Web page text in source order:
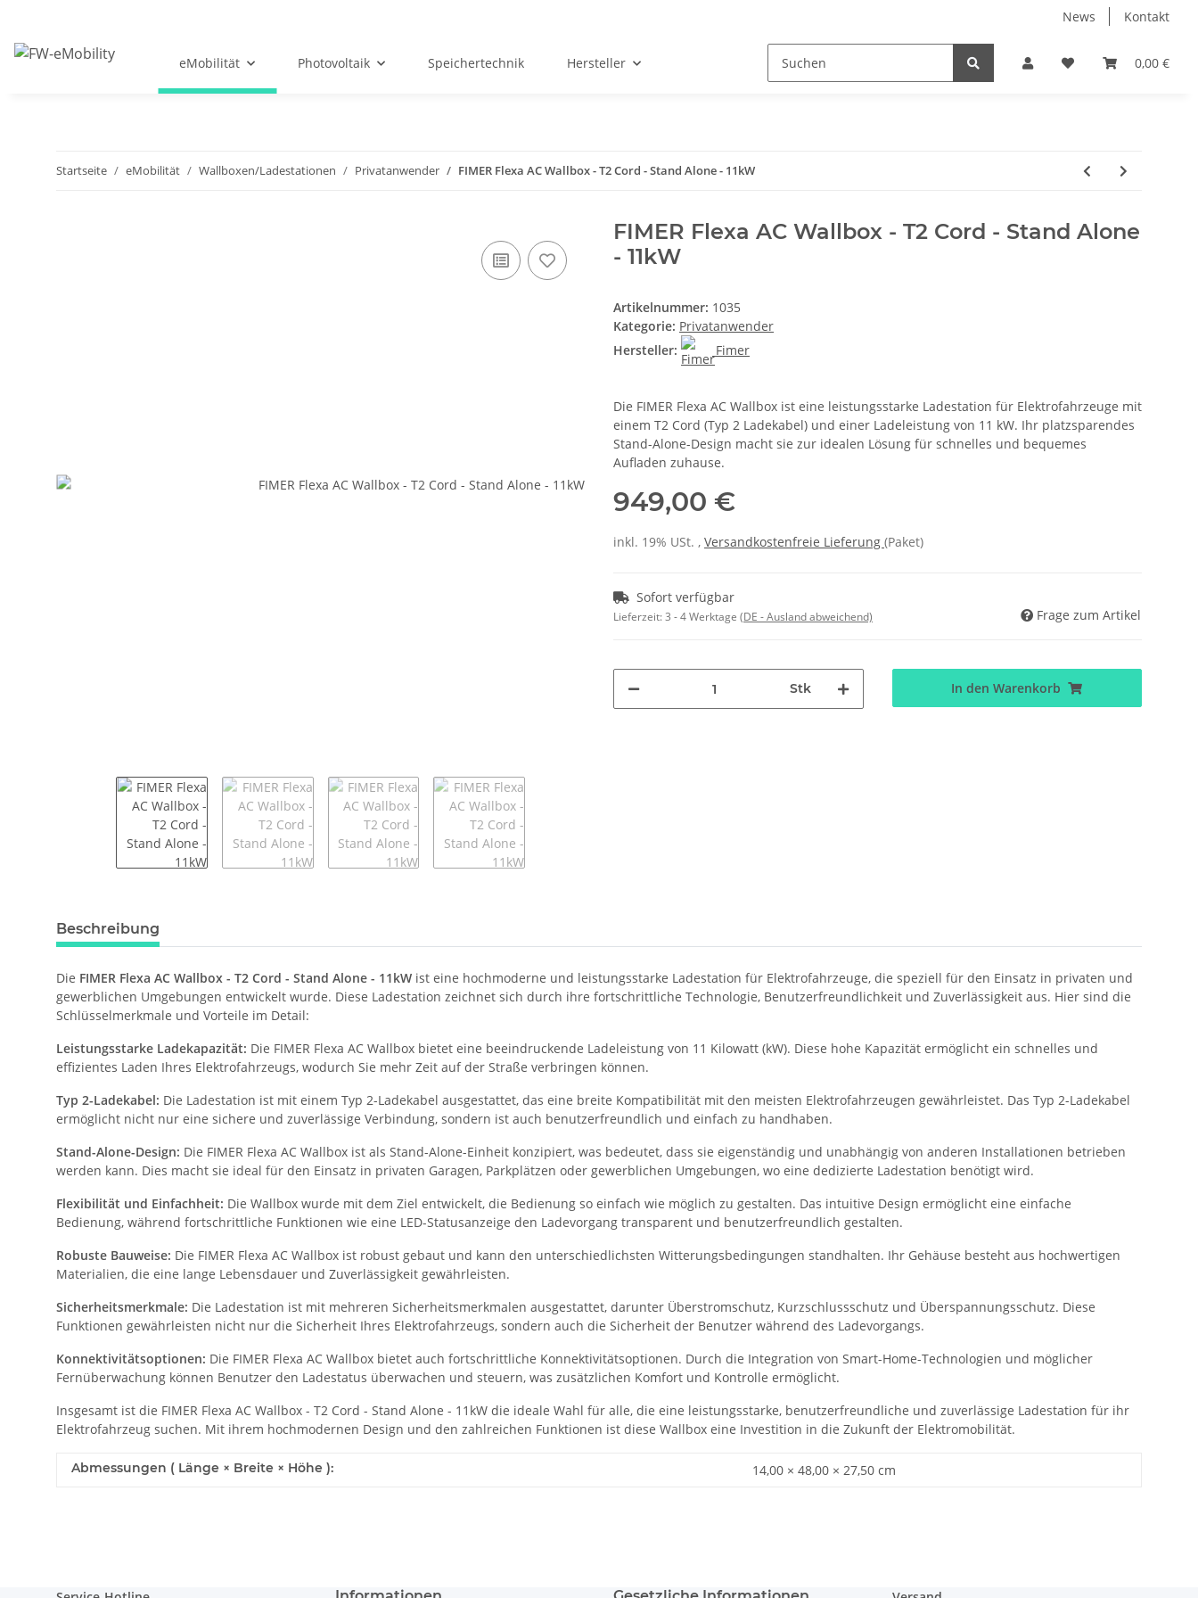
News Kontakt
0,00 €
eMobilität Photovoltaik Speichertechnik Hersteller
Startseite eMobilität Wallboxen/Ladestationen Privatanwender FIMER Flexa AC Wallbox - T2 Cord - Stand Alone - 11kW
FIMER Flexa AC Wallbox - T2 Cord - Stand Alone
- 11kW
Artikelnummer: 1035
Kategorie: Privatanwender
Hersteller:
Fimer
Die FIMER Flexa AC Wallbox ist eine leistungsstarke Ladestation für Elektrofahrzeuge mit
einem T2 Cord (Typ 2 Ladekabel) und einer Ladeleistung von 11 kW. Ihr platzsparendes
Stand-Alone-Design macht sie zur idealen Lösung für schnelles und bequemes
Aufladen zuhause.
949,00 €
inkl. 19% USt. , Versandkostenfreie Lieferung (Paket)
Sofort verfügbar
Lieferzeit:3 - 4 Werktage (DE - Ausland abweichend) Frage zum Artikel
Stk In den Warenkorb
Beschreibung
Die FIMER Flexa AC Wallbox - T2 Cord - Stand Alone - 11kW ist eine hochmoderne und leistungsstarke Ladestation für Elektrofahrzeuge, die speziell für den Einsatz in privaten und
gewerblichen Umgebungen entwickelt wurde. Diese Ladestation zeichnet sich durch ihre fortschrittliche Technologie, Benutzerfreundlichkeit und Zuverlässigkeit aus. Hier sind die
Schlüsselmerkmale und Vorteile im Detail:
Leistungsstarke Ladekapazität: Die FIMER Flexa AC Wallbox bietet eine beeindruckende Ladeleistung von 11 Kilowatt (kW). Diese hohe Kapazität ermöglicht ein schnelles und
effizientes Laden Ihres Elektrofahrzeugs, wodurch Sie mehr Zeit auf der Straße verbringen können.
Typ 2-Ladekabel: Die Ladestation ist mit einem Typ 2-Ladekabel ausgestattet, das eine breite Kompatibilität mit den meisten Elektrofahrzeugen gewährleistet. Das Typ 2-Ladekabel
ermöglicht nicht nur eine sichere und zuverlässige Verbindung, sondern ist auch benutzerfreundlich und einfach zu handhaben.
Stand-Alone-Design: Die FIMER Flexa AC Wallbox ist als Stand-Alone-Einheit konzipiert, was bedeutet, dass sie eigenständig und unabhängig von anderen Installationen betrieben
werden kann. Dies macht sie ideal für den Einsatz in privaten Garagen, Parkplätzen oder gewerblichen Umgebungen, wo eine dedizierte Ladestation benötigt wird.
Flexibilität und Einfachheit: Die Wallbox wurde mit dem Ziel entwickelt, die Bedienung so einfach wie möglich zu gestalten. Das intuitive Design ermöglicht eine einfache
Bedienung, während fortschrittliche Funktionen wie eine LED-Statusanzeige den Ladevorgang transparent und benutzerfreundlich gestalten.
Robuste Bauweise: Die FIMER Flexa AC Wallbox ist robust gebaut und kann den unterschiedlichsten Witterungsbedingungen standhalten. Ihr Gehäuse besteht aus hochwertigen
Materialien, die eine lange Lebensdauer und Zuverlässigkeit gewährleisten.
Sicherheitsmerkmale: Die Ladestation ist mit mehreren Sicherheitsmerkmalen ausgestattet, darunter Überstromschutz, Kurzschlussschutz und Überspannungsschutz. Diese
Funktionen gewährleisten nicht nur die Sicherheit Ihres Elektrofahrzeugs, sondern auch die Sicherheit der Benutzer während des Ladevorgangs.
Konnektivitätsoptionen: Die FIMER Flexa AC Wallbox bietet auch fortschrittliche Konnektivitätsoptionen. Durch die Integration von Smart-Home-Technologien und möglicher
Fernüberwachung können Benutzer den Ladestatus überwachen und steuern, was zusätzlichen Komfort und Kontrolle ermöglicht.
Insgesamt ist die FIMER Flexa AC Wallbox - T2 Cord - Stand Alone - 11kW die ideale Wahl für alle, die eine leistungsstarke, benutzerfreundliche und zuverlässige Ladestation für ihr
Elektrofahrzeug suchen. Mit ihrem hochmodernen Design und den zahlreichen Funktionen ist diese Wallbox eine Investition in die Zukunft der Elektromobilität.
Abmessungen ( Länge × Breite × Höhe ): 14,00 × 48,00 × 27,50 cm